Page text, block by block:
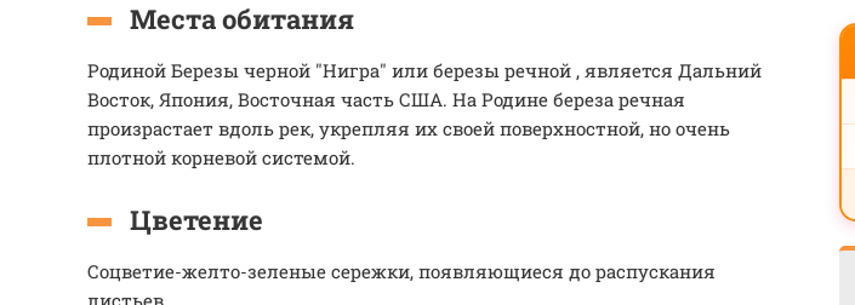
Места обитания
Родиной Березы черной "Нигра" или березы речной , является Дальний
Восток, Япония, Восточная часть США. На Родине береза речная
произрастает вдоль рек, укрепляя их своей поверхностной, но очень
плотной корневой системой.
Цветение
Соцветие-желто-зеленые сережки, появляющиеся до распускания
листьев.